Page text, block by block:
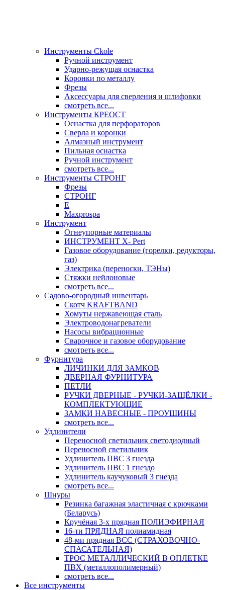
Инструменты Ckole
Ручной инструмент
Ударно‑режущая оснастка
Коронки по металлу
Фрезы
Аксессуары для сверления и шлифовки
смотреть все...
Инструменты КРЕОСТ
Оснастка для перфораторов
Сверла и коронки
Алмазный инструмент
Пильная оснастка
Ручной инструмент
смотреть все...
Инструменты СТРОНГ
Фрезы
СТРОНГ
Е
Maxprospa
Инструмент
Огнеупорные материалы
ИНСТРУМЕНТ X- Pert
Газовое оборудование (горелки, редукторы,
газ)
Электрика (переноски, ТЭНы)
Стяжки нейлоновые
смотреть все...
Садово-огородный инвентарь
Скотч KRAFTBAND
Хомуты нержавеющая сталь
Электроводонагреватели
Насосы вибрационные
Сварочное и газовое оборудование
смотреть все...
Фурнитура
ЛИЧИНКИ ДЛЯ ЗАМКОВ
ДВЕРНАЯ ФУРНИТУРА
ПЕТЛИ
РУЧКИ ДВЕРНЫЕ - РУЧКИ-ЗАЩЁЛКИ -
КОМПЛЕКТУЮЩИЕ
ЗАМКИ НАВЕСНЫЕ - ПРОУШИНЫ
смотреть все...
Удлинители
Переносной светильник светодиодный
Переносной светильник
Удлинитель ПВС 3 гнезда
Удлинитель ПВС 1 гнездо
Удлинитель каучуковый 3 гнезда
смотреть все...
Шнуры
Резинка багажная эластичная с крючками
(Беларусь)
Кручёная 3-х прядная ПОЛИЭФИРНАЯ
16-ти ПРЯДНАЯ полиамидная
48-ми прядная ВСС (СТРАХОВОЧНО-
СПАСАТЕЛЬНАЯ)
ТРОС МЕТАЛЛИЧЕСКИЙ В ОПЛЕТКЕ
ПВХ (металлополимерный)
смотреть все...
Все инструменты